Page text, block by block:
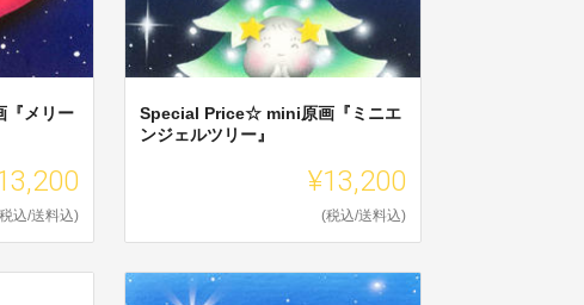
メリー
込/送料込)
Special Price☆ mini原画『ミニエ
ンジェルツリー』
¥13,200
(税込/送料込)